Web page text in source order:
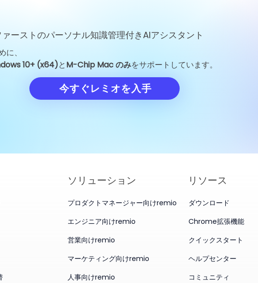
のJeff Dean退社：
のエンジニアの離脱がAI
界を揺るがした理由
格を150.8元に設定、評価額
の試金石に
ーストのパーソナル知識管理付きAIアシスタント
、
10+ (x64)とM-Chip Mac のみをサポートしています。
今すぐレミオを入手
ソリューション
プロダクトマネージャー向けremio
エンジニア向けremio
営業向けremio
マーケティング向けremio
人事向けremio
リソース
ダウンロード
Chrome拡張機能
クイックスタート
ヘルプセンター
コミュニティ